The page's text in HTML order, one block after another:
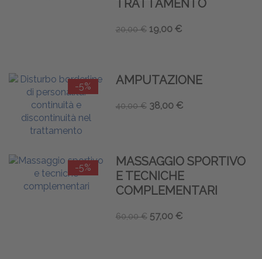
TRATTAMENTO
20,00 € 19,00 €
-5% AMPUTAZIONE
40,00 € 38,00 €
-5%
MASSAGGIO SPORTIVO
E TECNICHE
COMPLEMENTARI
60,00 € 57,00 €